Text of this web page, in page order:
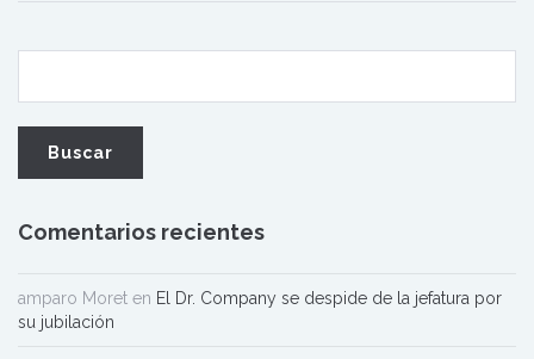
Comentarios recientes
amparo Moret en El Dr. Company se despide de la jefatura por
su jubilación